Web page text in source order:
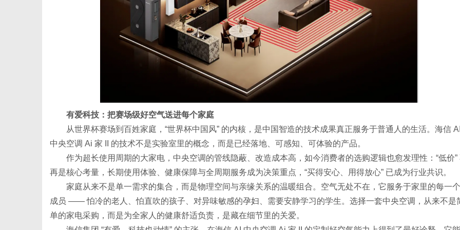
有爱科技：把赛场级好空气送进每个家庭
从世界杯赛场到百姓家庭，“世界杯中国风” 的内核，是中国智造的技术成果真正服务于普通人的生活。海信
中央空调 Ai 家 II 的技术不是实验室里的概念，而是已经落地、可感知、可体验的产品。
作为超长使用周期的大家电，中央空调的管线隐蔽、改造成本高，如今消费者的选购逻辑也愈发理性：“低价”
再是核心考量，长期使用体验、健康保障与全周期服务成为决策重点，“买得安心、用得放心” 已成为行业共识。
家庭从来不是单一需求的集合，而是物理空间与亲缘关系的温暖组合。空气无处不在，它服务于家里的每一个
成员 —— 怕冷的老人、怕直吹的孩子、对异味敏感的孕妇、需要安静学习的学生。选择一套中央空调，从来不是
单的家电采购，而是为全家人的健康舒适负责，是藏在细节里的关爱。